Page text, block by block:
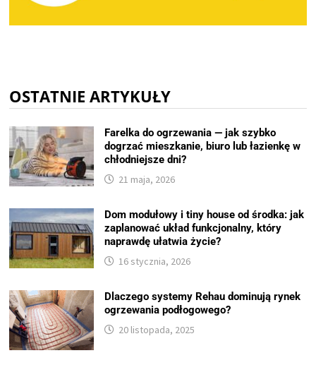
OSTATNIE ARTYKUŁY
Farelka do ogrzewania — jak szybko
dogrzać mieszkanie, biuro lub łazienkę w
chłodniejsze dni?
21 maja, 2026
Dom modułowy i tiny house od środka: jak
zaplanować układ funkcjonalny, który
naprawdę ułatwia życie?
16 stycznia, 2026
Dlaczego systemy Rehau dominują rynek
ogrzewania podłogowego?
20 listopada, 2025